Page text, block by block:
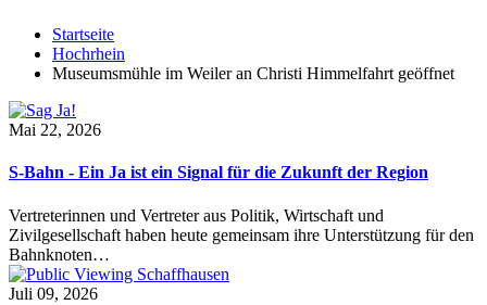
Startseite
Hochrhein
Museumsmühle im Weiler an Christi Himmelfahrt geöffnet
Mai 22, 2026
S-Bahn - Ein Ja ist ein Signal für die Zukunft der Region
Vertreterinnen und Vertreter aus Politik, Wirtschaft und
Zivilgesellschaft haben heute gemeinsam ihre Unterstützung für den
Bahnknoten…
Juli 09, 2026